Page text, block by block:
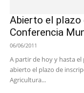
Abierto el plazo
Conferencia
06/06/2011
A partir de hoy y hasta
abierto el plazo de
Agricultura...